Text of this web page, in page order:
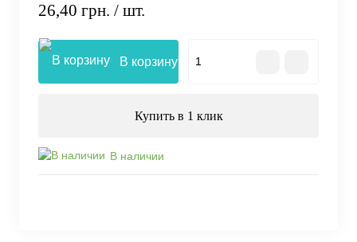
26,40 грн. / шт.
В корзину
Купить в 1 клик
В наличии